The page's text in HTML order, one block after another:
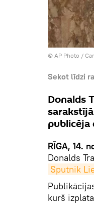
© AP Photo /
Sekot līdzi
Donalds
publicēja
RĪGA, 14.
Donalds
Sputnik
kurš